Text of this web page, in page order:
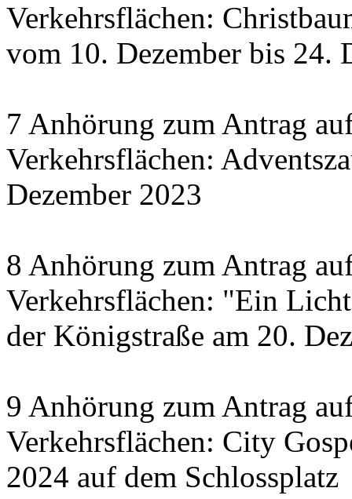
Verkehrsflächen:
vom 10. Dezember bis 24.
7 Anhörung zum Antrag
Verkehrsflächen:
Dezember 2023
8 Anhörung zum Antrag
Verkehrsflächen: "Ein
der Königstraße am 20.
9 Anhörung zum Antrag
Verkehrsflächen: City
2024 auf dem Schlossplatz